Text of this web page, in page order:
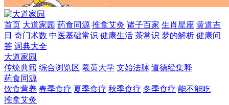
首页 大道家园 药食同源 推拿艾灸 诸子百家 生肖星座 黄道吉
日 奇门术数 中医基础常识 健康生活 茶常识 梦的解析 健康问
答 词典大全
大道家园
传统典籍 综合浏览区 羲黄大学 文始法脉 道德经集释
药食同源
饮食营养 春季食疗 夏季食疗 秋季食疗 冬季食疗 能不能吃
推拿艾灸